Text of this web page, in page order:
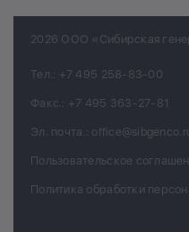
2026 ООО «Сибирская
Тел.: +7 495 258-83-00
Факс.: +7 495 363-27-81
Эл. почта.:
Пользовательское
Политика обработки